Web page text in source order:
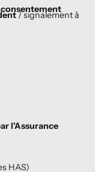
/ signalement à
l'Assurance
HAS)